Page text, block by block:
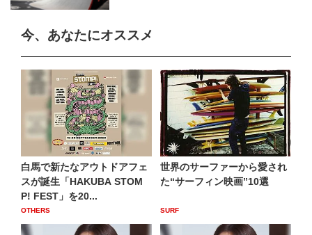
今、あなたにオススメ
白馬で新たなアウトドアフェ
スが誕生「HAKUBA STOM
P! FEST」を20...
OTHERS
世界のサーファーから愛され
た“サーフィン映画”10選
SURF